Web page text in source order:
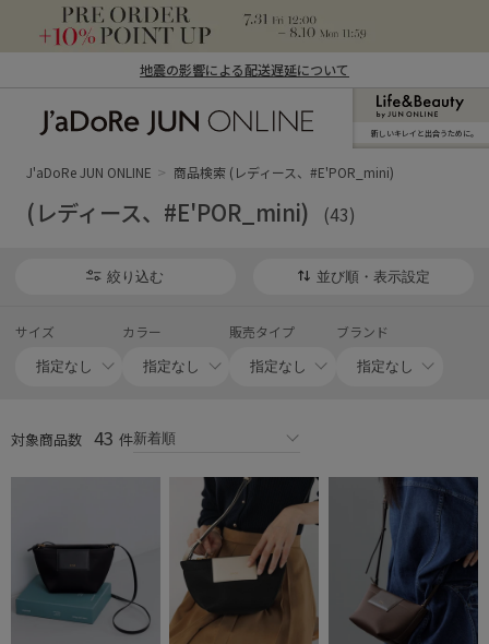
地震の影響による配送遅延について
ン オンライン）
新しいキレイと出合うために。
J'aDoRe JUN ONLINE 商品検索 (レディース、#E'POR_mini)
(レディース、#E'POR_mini) (43)
絞り込む 並び順・表示設定
サイズ カラー 販売タイプ ブランド
対象商品数 43 件